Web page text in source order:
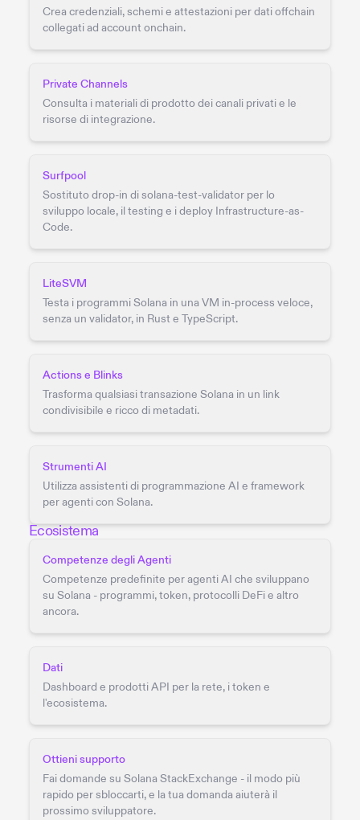
Crea credenziali, schemi e attestazioni per dati offchain
collegati ad account onchain.
Private Channels
Consulta i materiali di prodotto dei canali privati e le
risorse di integrazione.
Surfpool
Sostituto drop-in di solana-test-validator per lo
sviluppo locale, il testing e i deploy Infrastructure-as-
Code.
LiteSVM
Testa i programmi Solana in una VM in-process veloce,
senza un validator, in Rust e TypeScript.
Actions e Blinks
Trasforma qualsiasi transazione Solana in un link
condivisibile e ricco di metadati.
Strumenti AI
Utilizza assistenti di programmazione AI e framework
per agenti con Solana.
Ecosistema
Competenze degli Agenti
Competenze predefinite per agenti AI che sviluppano
su Solana - programmi, token, protocolli DeFi e altro
ancora.
Dati
Dashboard e prodotti API per la rete, i token e
l'ecosistema.
Ottieni supporto
Fai domande su Solana StackExchange - il modo più
rapido per sbloccarti, e la tua domanda aiuterà il
prossimo sviluppatore.